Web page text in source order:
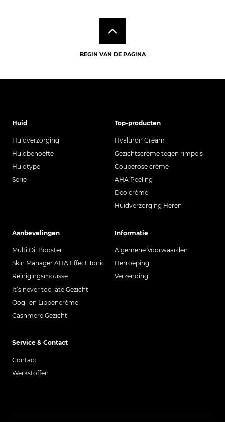
BEGIN VAN DE PAGINA
Huid
Huidverzorging
Huidbehoefte
Huidtype
Serie
Top-producten
Hyaluron Cream
Gezichtscrème tegen rimpels
Couperose crème
AHA Peeling
Deo crème
Huidverzorging Heren
Aanbevelingen
Multi Oil Booster
Skin Manager AHA Effect Tonic
Reinigingsmousse
It’s never too late Gezicht
Oog- en Lippencrème
Cashmere Gezicht
Informatie
Algemene Voorwaarden
Herroeping
Verzending
Service & Contact
Contact
Werkstoffen